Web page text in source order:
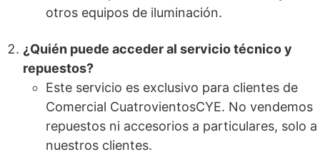
otros equipos de iluminación.
¿Quién puede acceder al servicio técnico y
repuestos?
Este servicio es exclusivo para clientes de
Comercial CuatrovientosCYE. No vendemos
repuestos ni accesorios a particulares, solo a
nuestros clientes.